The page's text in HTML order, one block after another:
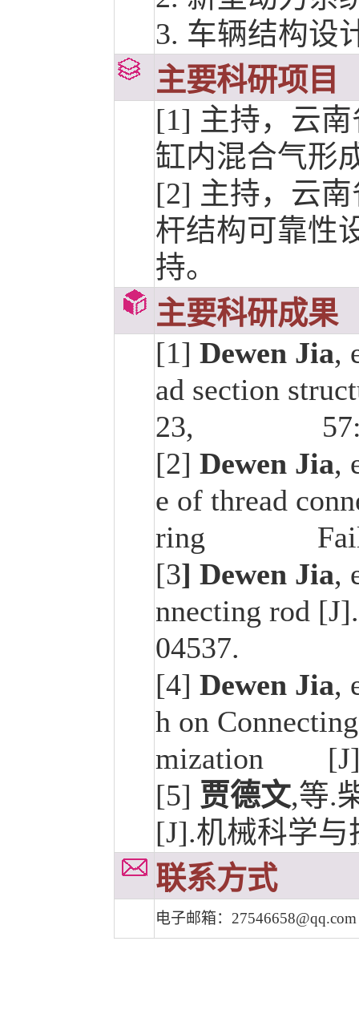
3. 车辆结构设
主要科研项目
[1] 主持，云
缸内混合气形
[2] 主持，云
杆结构可靠性
持。
主要科研成果
[1] Dewen Jia,
ad section
23,
[2] Dewen Jia,
e of thread
ring Failure
[3] Dewen Jia,
nnecting rod
04537.
[4] Dewen Jia,
h on
mization [J].
[5] 贾德文,等.
[J].机械科学与
联系方式
电子邮箱： 27546658@qq.com